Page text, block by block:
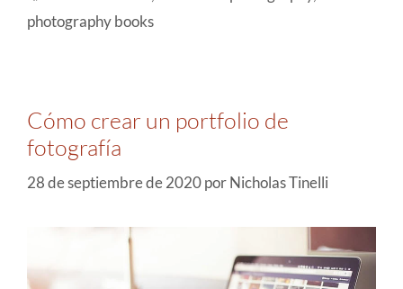
photography books
Cómo crear un portfolio de
fotografía
28 de septiembre de 2020porNicholas Tinelli